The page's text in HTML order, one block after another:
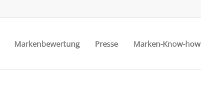
Markenbewertung Presse Marken-Know-how